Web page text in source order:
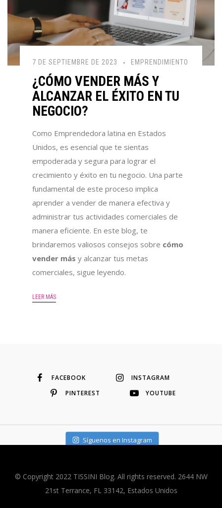
7 DE SEPTIEMBRE DE 2023 EMPRENDIMIENTO
¿CÓMO VENDER MÁS Y
ALCANZAR EL ÉXITO EN TU
NEGOCIO?
Como Emprendedora latina en Estados
Unidos, es esencial que te sientas
empoderada y segura para lograr el
crecimiento y éxito en tu negocio. Una parte
fundamental de este proceso implica
aprender a vender de manera efectiva y
administrar tus actividades comerciales de
manera eficiente. En este blog, te
brindaremos valiosos consejos sobre cómo
vender más y alcanzar tus metas
comerciales, sigue leyendo.
LEER MÁS
FACEBOOK
INSTAGRAM
PINTEREST
YOUTUBE
Síguenos en Instagram
© Copyright 2022 TISSINI Blog. All rights reserved. 2644 NW
21st Terrance, FL 33142, Estados Unidos